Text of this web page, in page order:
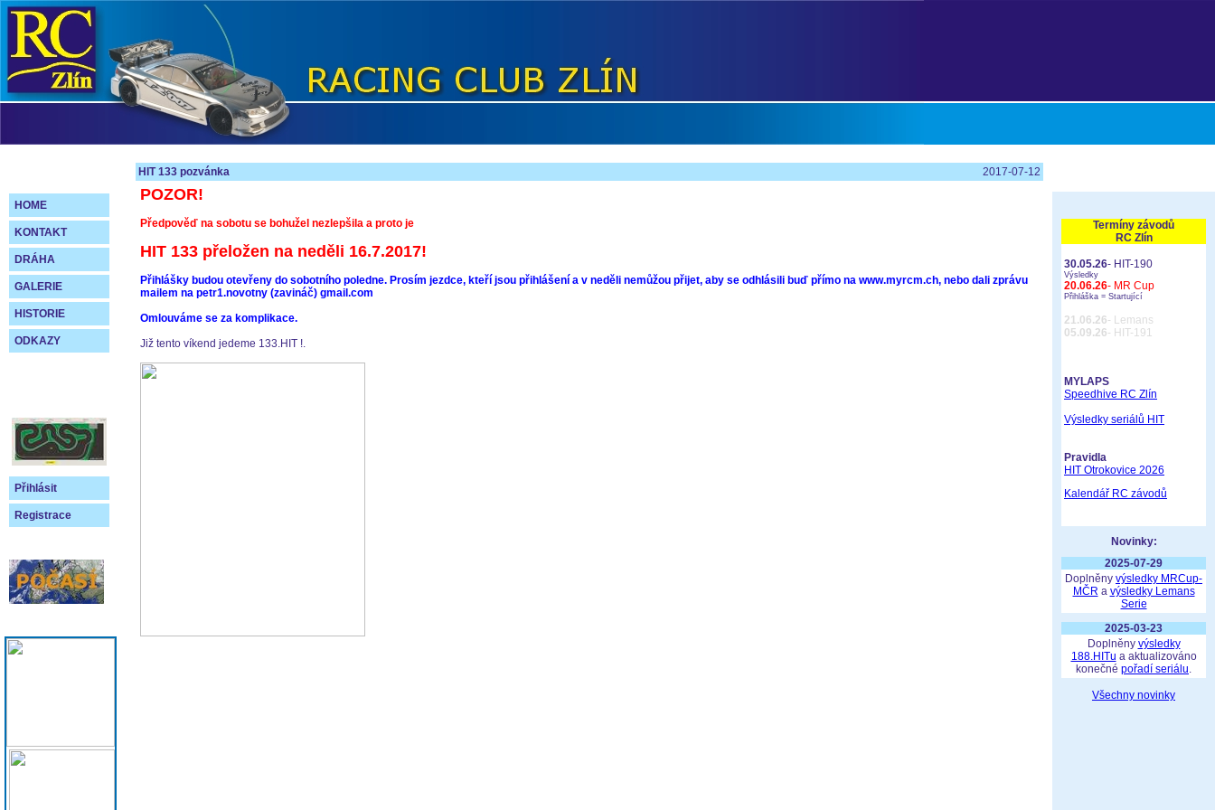
HOME
KONTAKT
DRÁHA
GALERIE
HISTORIE
ODKAZY
Přihlásit
Registrace
HIT 133 pozvánka 2017-07-12
POZOR!
Předpověď na sobotu se bohužel nezlepšila a proto je
HIT 133 přeložen na neděli 16.7.2017!
Přihlášky budou otevřeny do sobotního poledne. Prosím jezdce, kteří jsou přihlášení a v neděli nemůžou přijet, aby se odhlásili buď přímo na www.myrcm.ch, nebo dali zprávu
mailem na petr1.novotny (zavináč) gmail.com
Omlouváme se za komplikace.
Již tento víkend jedeme 133.HIT !.
Termíny závodů
RC Zlín
30.05.26- HIT-190
Výsledky
20.06.26- MR Cup
Přihláška = Startující
21.06.26- Lemans
05.09.26- HIT-191
MYLAPS
Speedhive RC Zlín
Výsledky seriálů HIT
Pravidla
HIT Otrokovice 2026
Kalendář RC závodů
Novinky:
2025-07-29
Doplněny výsledky MRCup-
MČR a výsledky Lemans
Serie
2025-03-23
Doplněny výsledky
188.HITu a aktualizováno
konečné pořadí seriálu.
Všechny novinky